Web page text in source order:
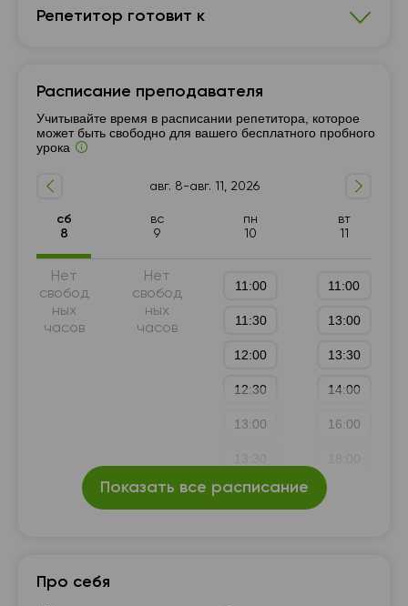
Репетитор готовит к
7 - 9-й класс Подготовка к НМТ (ЗНО)
Подготовка к ГИА (9 класс) 10 - 11-й класс
Расписание преподавателя
Учитывайте время в расписании репетитора, которое
может быть свободно для вашего бесплатного пробного
урока
авг. 8-авг. 11, 2026
сб
8
вс
9
пн
10
вт
11
Нет
свобод
ных
часов
Нет
свобод
ных
часов
11:00
11:30
12:00
12:30
13:00
14:00
11:00
13:00
13:30
14:00
16:00
Показать все расписание
Про себя